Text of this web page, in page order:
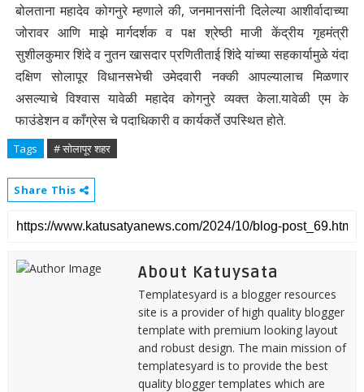
बोलताना महादेव कोगनुरे म्हणाले की, जनमानसांनी दिलेल्या आशीर्वादाच्या
जोरावर आणि माझे मार्गदर्शक व पक्ष श्रेष्ठी माजी केंद्रीय गृहमंत्री
सुशीलकुमार शिंदे व नुतन खासदार प्रणितीताई शिंदे यांच्या सहकार्यामुळे यंदा
दक्षिण सोलापूर विधानसभेची उमेदवारी नक्की आपल्यालाच मिळणार
असल्याचे विश्वास यावेळी महादेव कोगनुरे व्यक्त केला.यावेळी एम के
फाउंडेशन व काँग्रेस चे पदाधिकारी व कार्यकर्ते उपस्थित होते.
Tags # सोलापूर शहर
Share This
About Katuysata
Templatesyard is a blogger resources
site is a provider of high quality blogger
template with premium looking layout
and robust design. The main mission of
templatesyard is to provide the best
quality blogger templates which are